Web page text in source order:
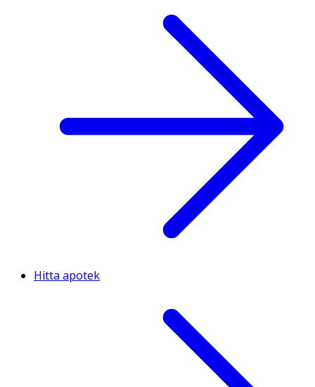
Hitta apotek